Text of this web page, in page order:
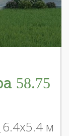
58.75
6.4x5.4 м